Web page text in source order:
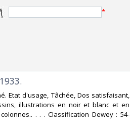
*
Etat d'usage, Tâchée, Dos satisfaisant,
illustrations en noir et blanc et en
. . . Classification Dewey : 54-